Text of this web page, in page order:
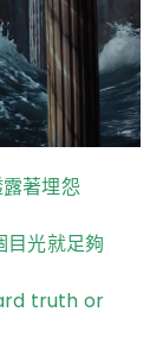
著埋怨
目光就足夠
truth or